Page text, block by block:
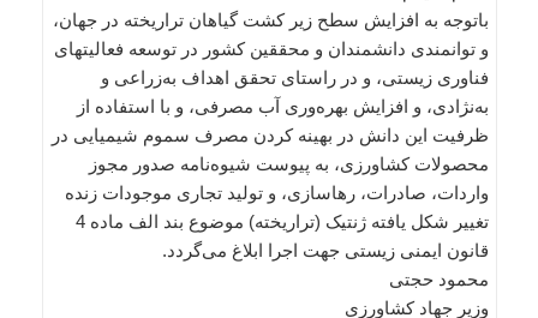
باتوجه به افزایش سطح زیر کشت گیاهان تراریخته در جهان،
و توانمندی دانشمندان و محققین کشور در توسعه فعالیتهای
فناوری زیستی، و در راستای تحقق اهداف به‌زراعی و
به‌نژادی، و افزایش بهره‌وری آب مصرفی، و با استفاده از
ظرفیت این دانش در بهینه کردن مصرف سموم شیمیایی در
محصولات کشاورزی، به پیوست شیوه‌نامه صدور مجوز
واردات، صادرات، رهاسازی، و تولید تجاری‌ موجودات زنده
تغییر شکل یافته ژنتیک (تراریخته) موضوع بند الف ماده 4
قانون ایمنی زیستی جهت اجرا ابلاغ می‌گردد.
محمود حجتی
وزیر جهاد کشاورزی